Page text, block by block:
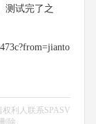
试完了之
利人联系SPASV
除。